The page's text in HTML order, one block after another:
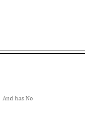
And has No